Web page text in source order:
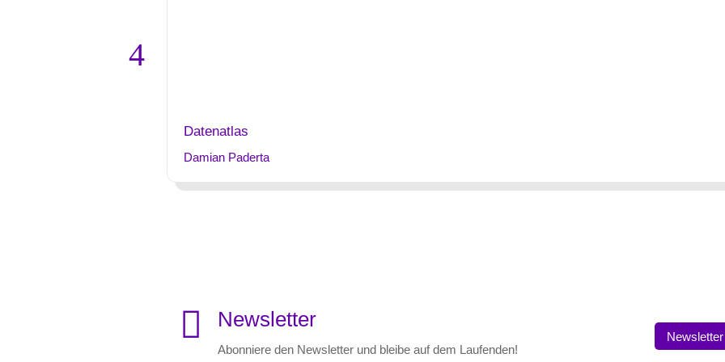
Datenatlas
Damian Paderta
 Newsletter
Abonniere den Newsletter und bleibe auf dem Laufenden!